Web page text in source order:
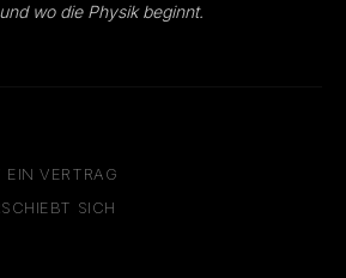
wo die Physik beginnt.
EIN VERTRAG
SICH